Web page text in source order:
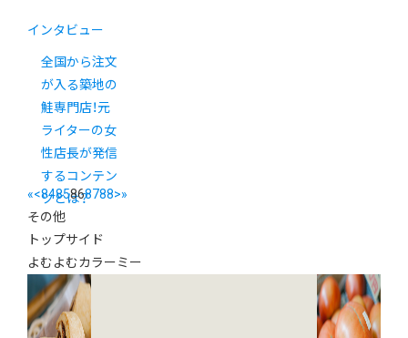
インタビュー
全国から注文
が入る築地の
鮭専門店！元
ライターの女
性店長が発信
するコンテン
ツとは？
«<8485868788>»
その他
トップサイド
よむよむカラーミー